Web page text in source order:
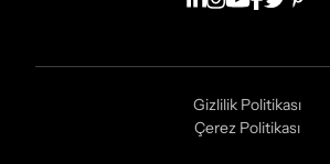
Gizlilik Politikası
Çerez Politikası